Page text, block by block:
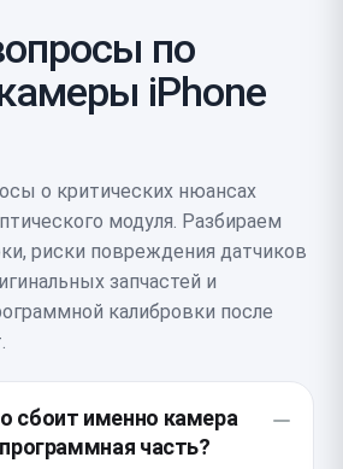
по
iPhone
о критических нюансах
модуля. Разбираем
риски повреждения датчиков
запчастей и
калибровки после
сбоит именно камера
часть?